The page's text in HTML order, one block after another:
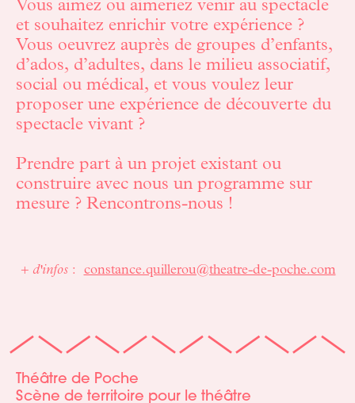
Vous aimez ou aimeriez venir au spectacle
et souhaitez enrichir votre expérience ?
Vous oeuvrez auprès de groupes d’enfants,
d’ados, d’adultes, dans le milieu associatif,
social ou médical, et vous voulez leur
proposer une expérience de découverte du
spectacle vivant ?
Prendre part à un projet existant ou
construire avec nous un programme sur
mesure ? Rencontrons-nous !
+ d'infos: constance.quillerou@theatre-de-poche.com
Théâtre de Poche
Scène de territoire pour le théâtre